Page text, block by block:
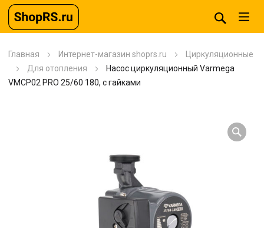
Главная Интернет-магазин shoprs.ru
Циркуляционные
Для отопления
Насос циркуляционный Varmega
VMCP02 PRO 25/60 180, с гайками